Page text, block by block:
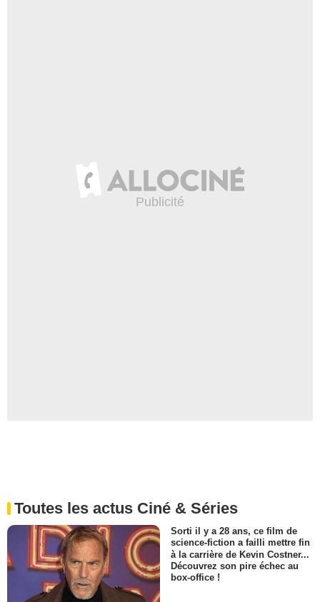
Toutes les actus Ciné & Séries
Sorti il y a 28 ans, ce film de
science-fiction a failli mettre fin
à la carrière de Kevin Costner...
Découvrez son pire échec au
box-office !